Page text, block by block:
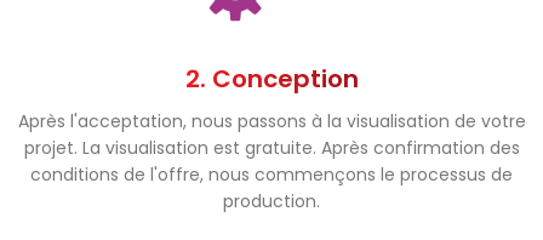
2. Conception
Après l'acceptation, nous passons à la visualisation de votre
projet. La visualisation est gratuite. Après confirmation des
conditions de l'offre, nous commençons le processus de
production.